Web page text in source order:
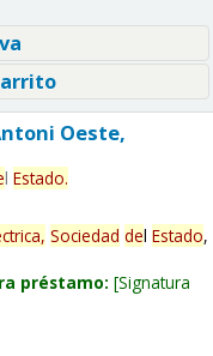
Oeste,
l Estado.
Sociedad del Estado,
préstamo: Signatura